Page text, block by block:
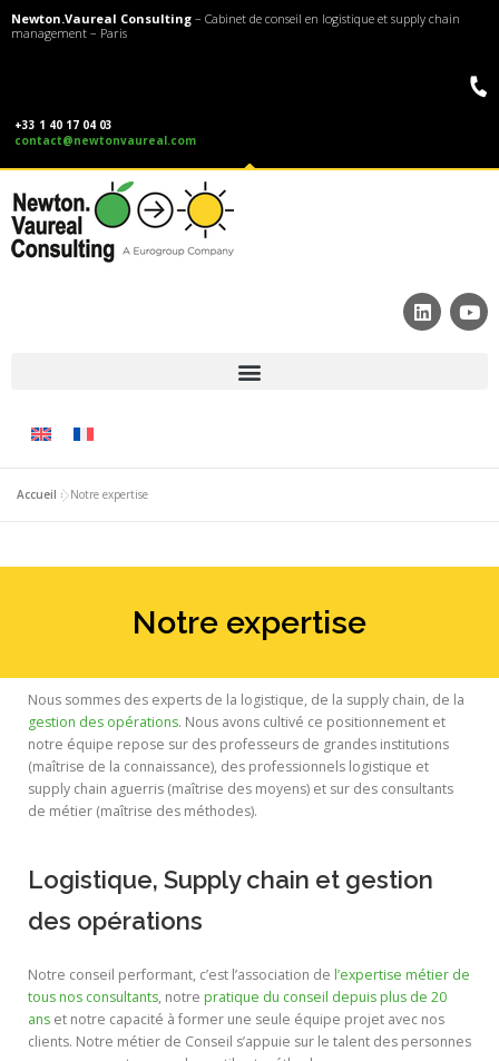
Newton.Vaureal Consulting – Cabinet de conseil en logistique et supply chain
management – Paris
+33 1 40 17 04 03
contact@newtonvaureal.com
Accueil »Notre expertise
Notre expertise
Nous sommes des experts de la logistique, de la supply chain, de la
gestion des opérations. Nous avons cultivé ce positionnement et
notre équipe repose sur des professeurs de grandes institutions
(maîtrise de la connaissance), des professionnels logistique et
supply chain aguerris (maîtrise des moyens) et sur des consultants
de métier (maîtrise des méthodes).
Logistique, Supply chain et gestion
des opérations
Notre conseil performant, c’est l’association de l’expertise métier de
tous nos consultants, notre pratique du conseil depuis plus de 20
ans et notre capacité à former une seule équipe projet avec nos
clients. Notre métier de Conseil s’appuie sur le talent des personnes